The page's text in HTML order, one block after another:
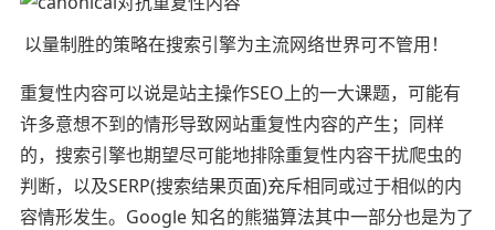
以量制胜的策略在搜索引擎为主流网络世界可不管用！
重复性内容可以说是站主操作SEO上的一大课题，可能有
许多意想不到的情形导致网站重复性内容的产生；同样
的，搜索引擎也期望尽可能地排除重复性内容干扰爬虫的
判断，以及SERP(搜索结果页面)充斥相同或过于相似的内
容情形发生。Google 知名的熊猫算法其中一部分也是为了